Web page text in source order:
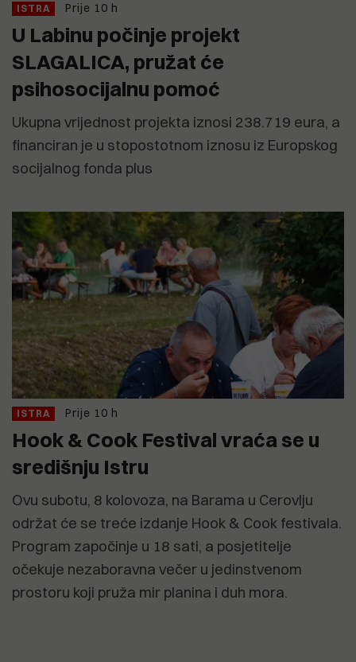
ISTRA Prije 10 h
U Labinu počinje projekt
SLAGALICA, pružat će
psihosocijalnu pomoć
Ukupna vrijednost projekta iznosi 238.719 eura, a
financiran je u stopostotnom iznosu iz Europskog
socijalnog fonda plus
ISTRA Prije 10 h
Hook & Cook Festival vraća se u
središnju Istru
Ovu subotu, 8 kolovoza, na Barama u Cerovlju
održat će se treće izdanje Hook & Cook festivala.
Program započinje u 18 sati, a posjetitelje
očekuje nezaboravna večer u jedinstvenom
prostoru koji pruža mir planina i duh mora.